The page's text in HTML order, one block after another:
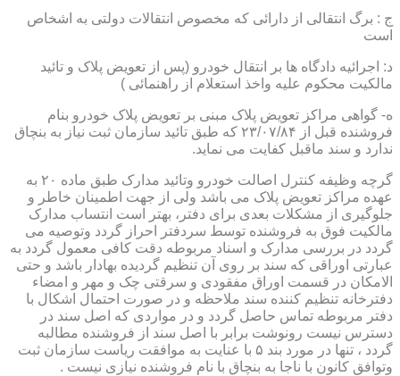
ج : برگ انتقالی از دارائی که مخصوص انتقالات دولتی به اشخاص
است
د: اجرائیه دادگاه ها بر انتقال خودرو (پس از تعویض پلاک و تائید
مالکیت محکوم علیه واخذ استعلام از راهنمائی )
ه- گواهی مراکز تعویض پلاک مبنی بر تعویض پلاک خودرو بنام
فروشنده قبل از ۲۳/۰۷/۸۴ که طبق تائید سازمان ثبت نیاز به بنچاق
ندارد و سند ماقبل کفایت می نماید.
گرچه وظیفه کنترل اصالت خودرو وتائید مدارک طبق ماده ۲۰ به
عهده مراکز تعویض پلاک می باشد ولی از جهت اطمینان خاطر و
جلوگیری از مشکلات بعدی برای دفتر، بهتر است انتساب مدارک
مالکیت فوق به فروشنده توسط سردفتر احراز گردد وتوصیه می
گردد در بررسی مدارک و اسناد مربوطه دقت کافی معمول گردد به
عبارتی اوراقی که سند بر روی آن تنظیم گردیده بهادار باشد و حتی
الامکان در قسمت اوراق مفقودی و سرقتی چک و مهر و امضاء
دفترخانه تنظیم کننده سند ملاحظه و در صورت احتمال اشکال با
دفتر مربوطه تماس حاصل گردد و در مواردی که اصل سند در
دسترس نیست رونوشت برابر با اصل سند از فروشنده مطالبه
گردد ، تنها در مورد بند ۵ با عنایت به موافقت ریاست سازمان ثبت
وتوافق کانون با ناجا به بنچاق با نام فروشنده نیازی نیست .